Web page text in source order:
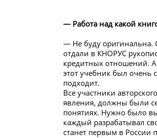
— Работа над какой
— Не буду оригинальна.
отдали в КНОРУС
кредитных отношений.
этот учебник был
подходит.
Все участники
явления, должны были
понятиях. Нужно было
каждый разрабатывал
станет первым в